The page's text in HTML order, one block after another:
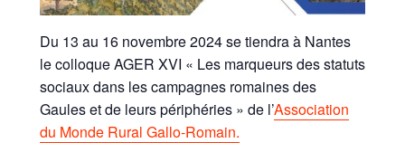
Du 13 au 16 novembre 2024 se tiendra à Nantes
le colloque AGER XVI « Les marqueurs des statuts
sociaux dans les campagnes romaines des
Gaules et de leurs périphéries » de l’Association
du Monde Rural Gallo-Romain.